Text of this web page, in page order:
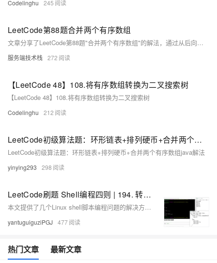
Codelinghu 245
LeetCode第88题合并两个有序数组
文章分享了LeetCode第88题"合并两个有序数组"的解法，通过从后向前的合并策略避免了数组元素的前移，使用三个指针高效地完成了合并过程。
服务端技术栈 272
【LeetCode 48】108.将有序数组转换为二叉搜索树
【LeetCode 48】108.将有序数组转换为二叉搜索树
Codelinghu 212
LeetCode初级算法题：环形链表+排列硬币+合并两个有序数组java解法
LeetCode初级算法题：环形链表+排列硬币+合并两个有序数组java解法
yinying293 298
LeetCode刷题 Shell编程四则 | 194. 转置文件 192. 统计词频 193. 有效电话号码 195. 第十行
本文提供了几个Linux shell脚本编程问题的解决方案，包括转置文件内容、统计词频、验证有效电话号码和提取文件的第十行，每个问题都给出了至少一种实现方法。
yantuguiguziPGJ 477
热门文章 最新文章